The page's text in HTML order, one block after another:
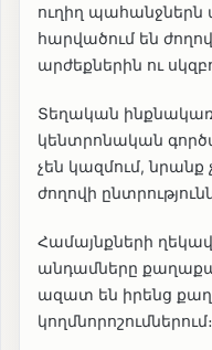
ուղիղ պահանջներն
հարվածում են
արժեքներին ու
Տեղական
կենտրոնական
չեն կազմում,
ժողովի
Համայնքների
անդամները
ազատ են իրենց
կողմնորոշումներում։